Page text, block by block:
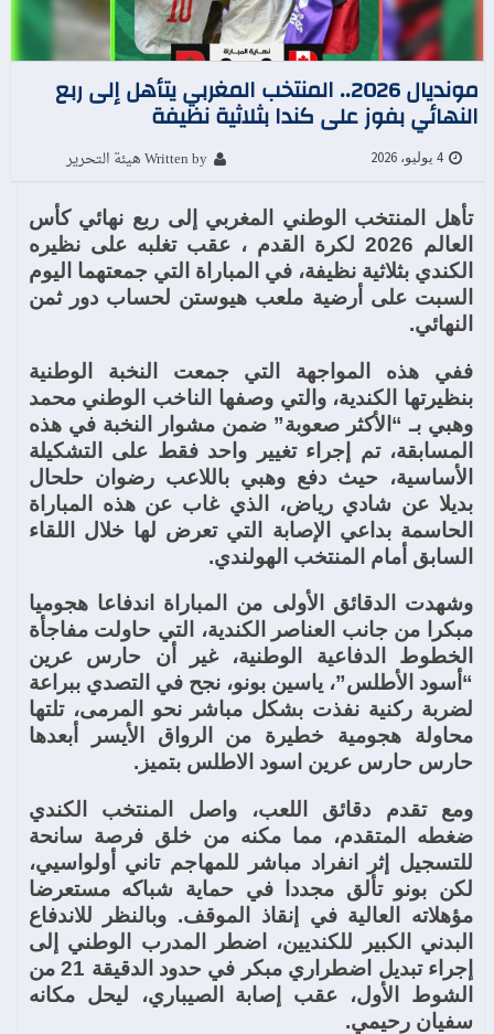
مونديال 2026.. المنتخب المغربي يتأهل إلى ربع
النهائي بفوز على كندا بثلاثية نظيفة
4 يوليو، 2026
تأهل المنتخب الوطني المغربي إلى ربع نهائي كأس
العالم 2026 لكرة القدم ، عقب تغلبه على نظيره
الكندي بثلاثية نظيفة، في المباراة التي جمعتهما اليوم
السبت على أرضية ملعب هيوستن لحساب دور ثمن
النهائي.
ففي هذه المواجهة التي جمعت النخبة الوطنية
بنظيرتها الكندية، والتي وصفها الناخب الوطني محمد
وهبي بـ “الأكثر صعوبة” ضمن مشوار النخبة في هذه
المسابقة، تم إجراء تغيير واحد فقط على التشكيلة
الأساسية، حيث دفع وهبي باللاعب رضوان حلحال
بديلا عن شادي رياض، الذي غاب عن هذه المباراة
الحاسمة بداعي الإصابة التي تعرض لها خلال اللقاء
السابق أمام المنتخب الهولندي.
وشهدت الدقائق الأولى من المباراة اندفاعا هجوميا
مبكرا من جانب العناصر الكندية، التي حاولت مفاجأة
الخطوط الدفاعية الوطنية، غير أن حارس عرين
“أسود الأطلس”، ياسين بونو، نجح في التصدي ببراعة
لضربة ركنية نفذت بشكل مباشر نحو المرمى، تلتها
محاولة هجومية خطيرة من الرواق الأيسر أبعدها
حارس حارس عرين اسود الاطلس بتميز.
ومع تقدم دقائق اللعب، واصل المنتخب الكندي
ضغطه المتقدم، مما مكنه من خلق فرصة سانحة
للتسجيل إثر انفراد مباشر للمهاجم تاني أولواسيي،
لكن بونو تألق مجددا في حماية شباكه مستعرضا
مؤهلاته العالية في إنقاذ الموقف. وبالنظر للاندفاع
البدني الكبير للكنديين، اضطر المدرب الوطني إلى
إجراء تبديل اضطراري مبكر في حدود الدقيقة 21 من
الشوط الأول، عقب إصابة الصيباري، ليحل مكانه
سفيان رحيمي.